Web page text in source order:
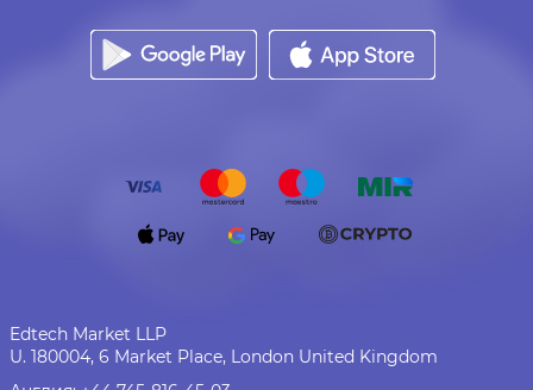
Edtech Market LLP
U. 180004, 6 Market Place, London United Kingdom